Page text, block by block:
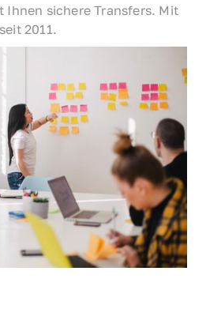
Ihnen sichere Transfers. Mit
2011.